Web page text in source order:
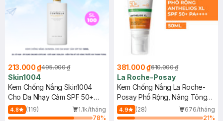
213.000 ₫495.000 ₫
Skin1004
Kem Chống Nắng Skin1004
Cho Da Nhạy Cảm SPF 50+
50ml
4.8 (119)
1.1k/tháng
78%
381.000 ₫610.000 ₫
La Roche-Posay
Kem Chống Nắng La Roche-
Posay Phổ Rộng, Nâng Tông
Kiềm Dầu 50ml
4.9 (28)
676/tháng
21%